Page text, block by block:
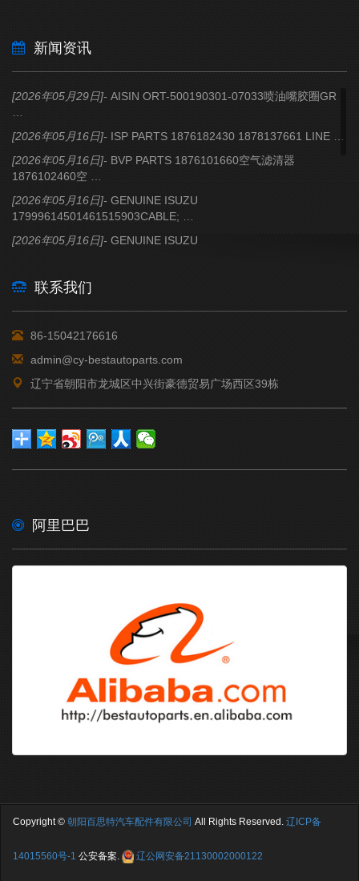
新闻资讯
[2026年05月29日]- AISIN ORT-500190301-07033喷油嘴胶圈GR
…
[2026年05月16日]- ISP PARTS 1876182430 1878137661 LINE …
[2026年05月16日]- BVP PARTS 1876101660空气滤清器
1876102460空 …
[2026年05月16日]- GENUINE ISUZU
17999614501461515903CABLE; …
[2026年05月16日]- GENUINE ISUZU
[2026年05月16日]-
15318173111531817318MEMBER …
17561891401756189140BELT; …
[2026年05月16日]- GENUINE ISUZU
18312085601831208560TACHOG …
[2026年05月16日]- GENUINE ISUZU
联系我们
86-15042176616
admin@cy-bestautoparts.com
辽宁省朝阳市龙城区中兴街豪德贸易广场西区39栋
阿里巴巴
Copyright © 朝阳百思特汽车配件有限公司 All Rights Reserved. 辽ICP备
14015560号-1 公安备案. 辽公网安备21130002000122